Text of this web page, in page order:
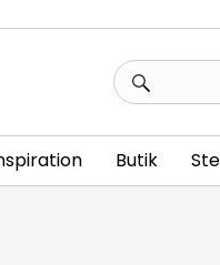
Sök
efter:
Butik